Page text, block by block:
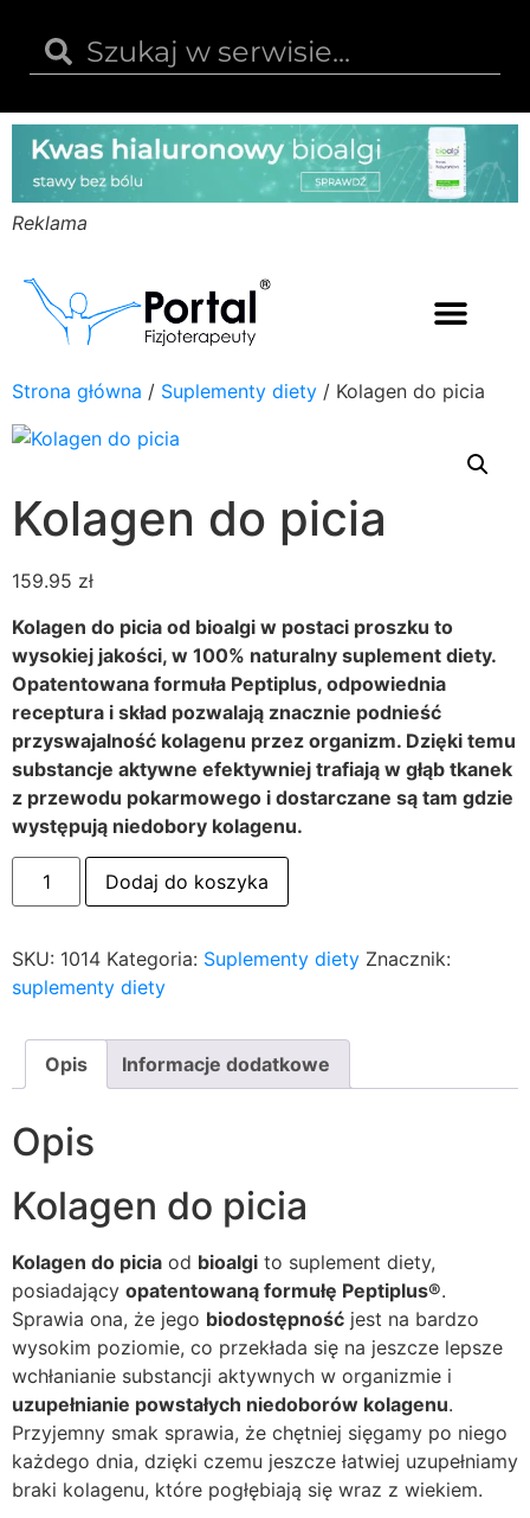
Reklama
Strona główna / Suplementy diety / Kolagen do picia
Kolagen do picia
159.95 zł
Kolagen do picia od bioalgi w postaci proszku to
wysokiej jakości, w 100% naturalny suplement diety.
Opatentowana formuła Peptiplus, odpowiednia
receptura i skład pozwalają znacznie podnieść
przyswajalność kolagenu przez organizm. Dzięki temu
substancje aktywne efektywniej trafiają w głąb tkanek
z przewodu pokarmowego i dostarczane są tam gdzie
występują niedobory kolagenu.
Dodaj do koszyka
SKU: 1014 Kategoria: Suplementy diety Znacznik:
suplementy diety
Opis Informacje dodatkowe
Opis
Kolagen do picia
Kolagen do picia od bioalgi to suplement diety,
posiadający opatentowaną formułę Peptiplus®.
Sprawia ona, że jego biodostępność jest na bardzo
wysokim poziomie, co przekłada się na jeszcze lepsze
wchłanianie substancji aktywnych w organizmie i
uzupełnianie powstałych niedoborów kolagenu.
Przyjemny smak sprawia, że chętniej sięgamy po niego
każdego dnia, dzięki czemu jeszcze łatwiej uzupełniamy
braki kolagenu, które pogłębiają się wraz z wiekiem.